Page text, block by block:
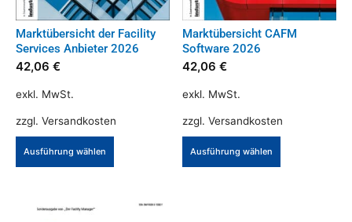
Marktübersicht der Facility
Services Anbieter 2026
42,06 €
exkl. MwSt.
zzgl. Versandkosten
Ausführung wählen
Produkt
mehrere
Marktübersicht CAFM
Software 2026
42,06€
exkl. MwSt.
zzgl.Versandkosten
Ausführung wählen
Produkt